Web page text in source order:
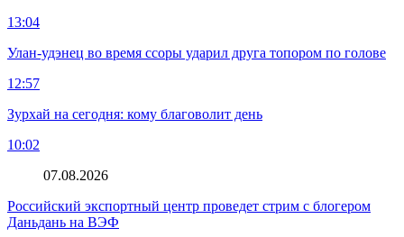
13:04
Улан-удэнец во время ссоры ударил друга топором по голове
12:57
Зурхай на сегодня: кому благоволит день
10:02
07.08.2026
Российский экспортный центр проведет стрим с блогером
Даньдань на ВЭФ